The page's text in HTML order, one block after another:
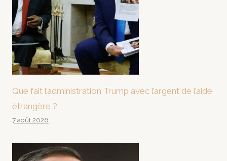
Que fait l’administration Trump avec l’argent de l’aide
étrangère ?
7 août 2026